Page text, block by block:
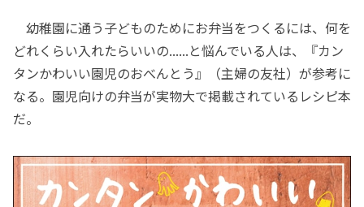
幼稚園に通う子どものためにお弁当をつくるには、何を
どれくらい入れたらいいの......と悩んでいる人は、『カン
タンかわいい園児のおべんとう』（主婦の友社）が参考に
なる。園児向けの弁当が実物大で掲載されているレシピ本
だ。